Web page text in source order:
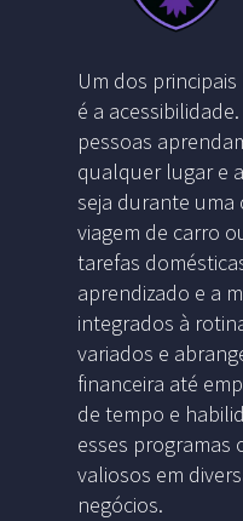
Um dos
é a
pessoas
qualquer lugar e
seja durante uma
viagem de carro
tarefas
aprendizado e a
integrados à
variados e
financeira até
de tempo e
esses programas
valiosos em
negócios.